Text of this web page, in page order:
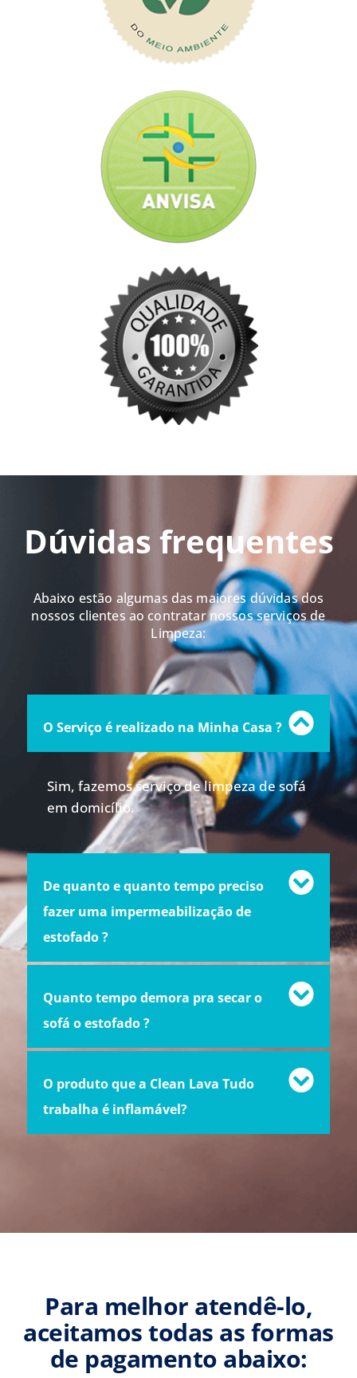
Dúvidas frequentes
Abaixo estão algumas das maiores dúvidas dos
nossos clientes ao contratar nossos serviços de
Limpeza:
O Serviço é realizado na Minha Casa ?
Sim, fazemos serviço de limpeza de sofá
em domicílio.
De quanto e quanto tempo preciso
fazer uma impermeabilização de
estofado ?
Quanto tempo demora pra secar o
sofá o estofado ?
O produto que a Clean Lava Tudo
trabalha é inflamável?
Para melhor atendê-lo,
aceitamos todas as formas
de pagamento abaixo: